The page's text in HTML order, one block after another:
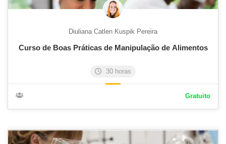
Diuliana Catlen Kuspik Pereira
Curso de Boas Práticas de Manipulação de Alimentos
30 horas
Gratuito